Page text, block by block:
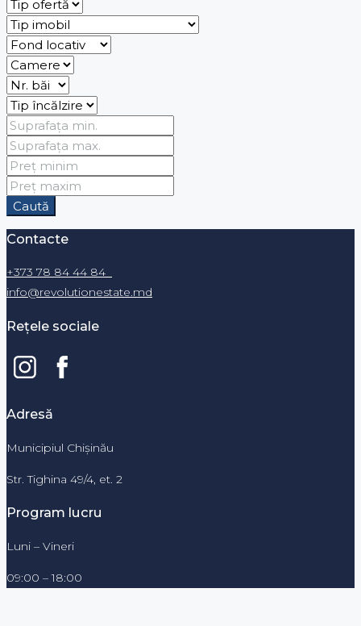
Caută
Contacte
+373 78 84 44 84
info@revolutionestate.md
Rețele sociale
Adresă
Municipiul Chișinău
Str. Tighina 49/4, et. 2
Program lucru
Luni – Vineri
09:00 – 18:00